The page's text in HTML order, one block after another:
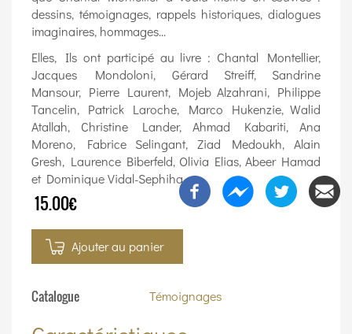
dessins, témoignages, rappels historiques, dialogues
imaginaires, hommages...
Elles, Ils ont participé au livre : Chantal Montellier,
Jacques Mondoloni, Gérard Streiff, Sandrine
Mansour, Pierre Laurent, Mojeb Alzahrani, Philippe
Tancelin, Patrick Laroche, Marco Hukenzie, Walid
Atallah, Christine Lander, Ahmad Kabariti, Ana
Moreno, Fabrice Selingant, Ziad Medoukh, Alain
Gresh, Laurence Biberfeld, Olivia Elias, Abeer Hamad
et Dominique Vidal-Sephiha
15.00€
Ajouter au panier
Catalogue Témoignages